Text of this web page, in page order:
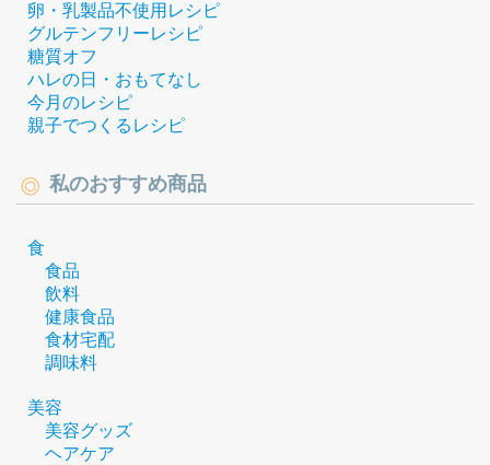
卵・乳製品不使用レシピ
グルテンフリーレシピ
糖質オフ
ハレの日・おもてなし
今月のレシピ
親子でつくるレシピ
私のおすすめ商品
食
食品
飲料
健康食品
食材宅配
調味料
美容
美容グッズ
ヘアケア